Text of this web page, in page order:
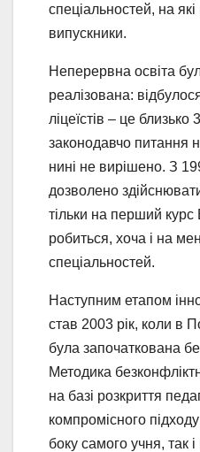
спеціальностей, на
випускники.
Неперервна освіта
реалізована:
ліцеїстів – це близько
законодавчо питання
нині не вирішено. З
дозволено здійснювати
тільки на перший курс
робиться, хоча і на
спеціальностей.
Наступним етапом
став 2003 рік, коли в
була започаткована
Методика
на базі розкриття
компромісного
боку самого учня, так і